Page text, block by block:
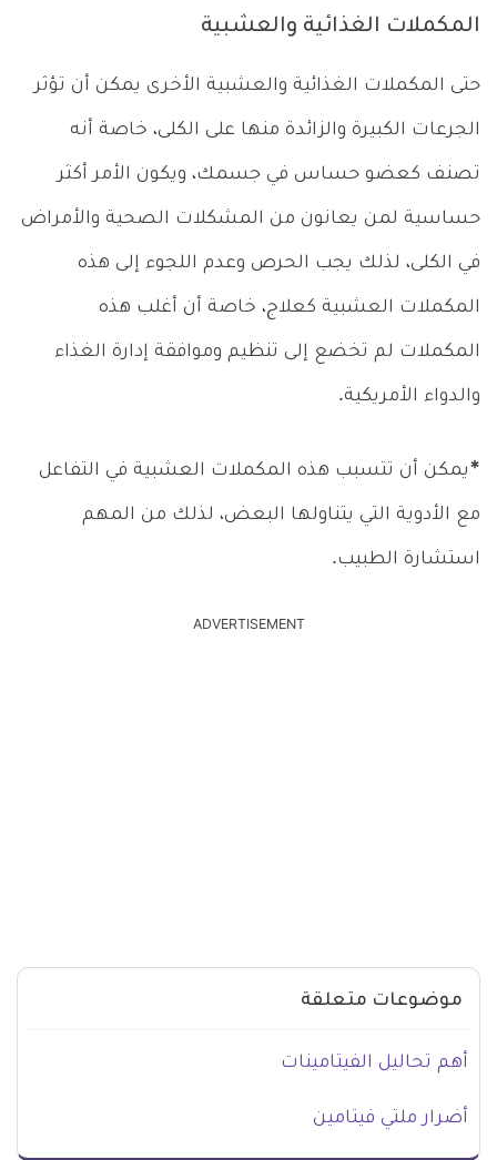
المكملات الغذائية والعشبية
حتى المكملات الغذائية والعشبية الأخرى يمكن أن تؤثر
الجرعات الكبيرة والزائدة منها على الكلى، خاصة أنه
تصنف كعضو حساس في جسمك، ويكون الأمر أكثر
حساسية لمن يعانون من المشكلات الصحية والأمراض
في الكلى، لذلك يجب الحرص وعدم اللجوء إلى هذه
المكملات العشبية كعلاج، خاصة أن أغلب هذه
المكملات لم تخضع إلى تنظيم وموافقة إدارة الغذاء
والدواء الأمريكية.
*يمكن أن تتسبب هذه المكملات العشبية في التفاعل
مع الأدوية التي يتناولها البعض، لذلك من المهم
استشارة الطبيب.
ADVERTISEMENT
موضوعات متعلقة
أهم تحاليل الفيتامينات
أضرار ملتي فيتامين